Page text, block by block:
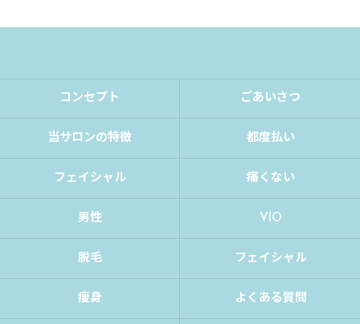
コンセプト ごあいさつ
当サロンの特徴 都度払い
フェイシャル 痛くない
男性 VIO
脱毛 フェイシャル
痩身 よくある質問